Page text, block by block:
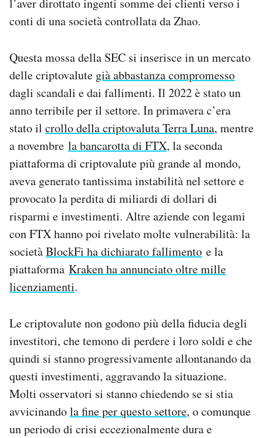
l’aver dirottato ingenti somme dei clienti verso i
conti di una società controllata da Zhao.
Questa mossa della SEC si inserisce in un mercato
delle criptovalute già abbastanza compromesso
dagli scandali e dai fallimenti. Il 2022 è stato un
anno terribile per il settore. In primavera c’era
stato il crollo della criptovaluta Terra Luna, mentre
a novembre la bancarotta di FTX, la seconda
piattaforma di criptovalute più grande al mondo,
aveva generato tantissima instabilità nel settore e
provocato la perdita di miliardi di dollari di
risparmi e investimenti. Altre aziende con legami
con FTX hanno poi rivelato molte vulnerabilità: la
societàBlockFi ha dichiarato fallimento e la
piattaforma Kraken ha annunciato oltre mille
licenziamenti.
Le criptovalute non godono più della fiducia degli
investitori, che temono di perdere i loro soldi e che
quindi si stanno progressivamente allontanando da
questi investimenti, aggravando la situazione.
Molti osservatori si stanno chiedendo se si stia
avvicinandola fine per questo settore, o comunque
un periodo di crisi eccezionalmente dura e